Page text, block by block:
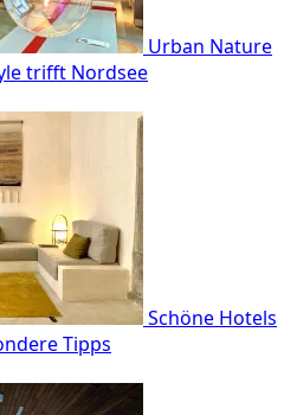
Urban Nature
trifft Nordsee
Schöne Hotels
Tipps